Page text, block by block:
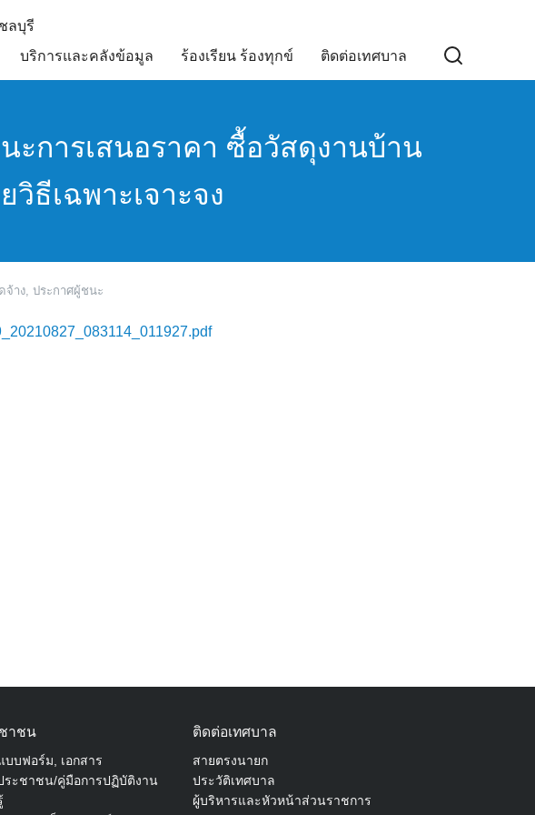
บริการและคลังข้อมูล ร้องเรียน ร้องทุกข์ ติดต่อเทศบาล
ะการเสนอราคา ซื้อวัสดุงานบ้าน
ธีเฉพาะเจาะจง
จ้าง, ประกาศผู้ชนะ
าชน
บฟอร์ม, เอกสาร
ระชาชน/คู่มือการปฏิบัติงาน
ติดต่อเทศบาล
สายตรงนายก
ประวัติเทศบาล
ผู้บริหารและหัวหน้าส่วนราชการ